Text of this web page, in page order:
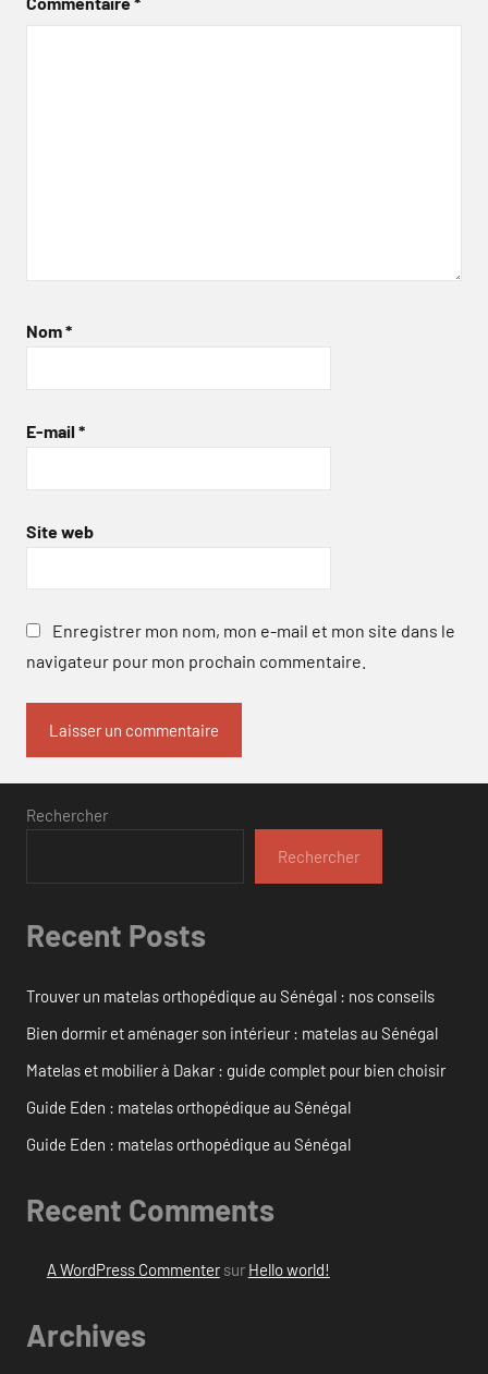
Nom*
E-mail *
Site web
Enregistrer mon nom, mon e-mail et mon site dans le
navigateur pour mon prochain commentaire.
Rechercher
Rechercher
Recent Posts
Trouver un matelas orthopédique au Sénégal : nos conseils
Bien dormir et aménager son intérieur : matelas au Sénégal
Matelas et mobilier à Dakar : guide complet pour bien choisir
Guide Eden : matelas orthopédique au Sénégal
Guide Eden : matelas orthopédique au Sénégal
Recent Comments
A WordPress Commentersur Hello world!
Archives